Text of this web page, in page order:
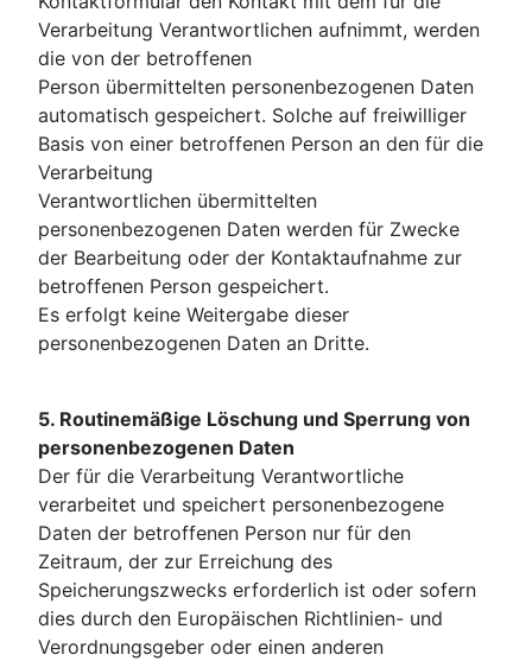
Verarbeitung Verantwortlichen aufnimmt, werden
die von der betroffenen
Person übermittelten personenbezogenen Daten
automatisch gespeichert. Solche auf freiwilliger
Basis von einer betroffenen Person an den für die
Verarbeitung
Verantwortlichen übermittelten
personenbezogenen Daten werden für Zwecke
der Bearbeitung oder der Kontaktaufnahme zur
betroffenen Person gespeichert.
Es erfolgt keine Weitergabe dieser
personenbezogenen Daten an Dritte.
5. Routinemäßige Löschung und Sperrung von
personenbezogenen Daten
Der für die Verarbeitung Verantwortliche
verarbeitet und speichert personenbezogene
Daten der betroffenen Person nur für den
Zeitraum, der zur Erreichung des
Speicherungszwecks erforderlich ist oder sofern
dies durch den Europäischen Richtlinien- und
Verordnungsgeber oder einen anderen